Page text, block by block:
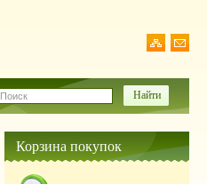
Поиск
Корзина покупок